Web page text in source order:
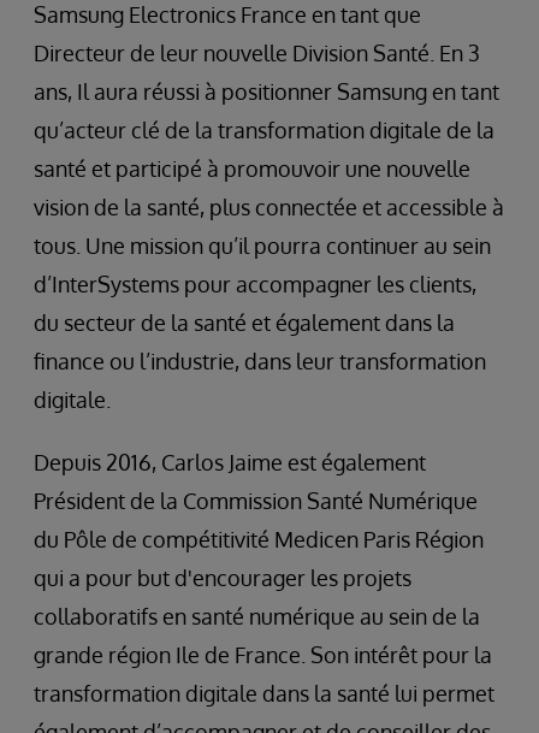
Samsung Electronics France en tant que
Directeur de leur nouvelle Division Santé. En 3
ans, Il aura réussi à positionner Samsung en tant
qu’acteur clé de la transformation digitale de la
santé et participé à promouvoir une nouvelle
vision de la santé, plus connectée et accessible à
tous. Une mission qu’il pourra continuer au sein
d’InterSystems pour accompagner les clients,
du secteur de la santé et également dans la
finance ou l’industrie, dans leur transformation
digitale.
Depuis 2016, Carlos Jaime est également
Président de la Commission Santé Numérique
du Pôle de compétitivité Medicen Paris Région
qui a pour but d'encourager les projets
collaboratifs en santé numérique au sein de la
grande région Ile de France. Son intérêt pour la
transformation digitale dans la santé lui permet